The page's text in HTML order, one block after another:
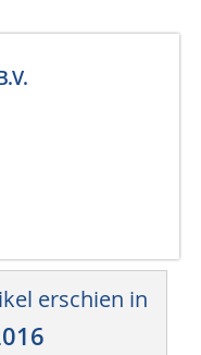
erschien in